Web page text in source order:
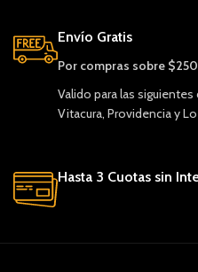
Envío Gratis
Por compras sobre
Valido para las siguientes
Vitacura, Providencia y
Hasta 3 Cuotas sin